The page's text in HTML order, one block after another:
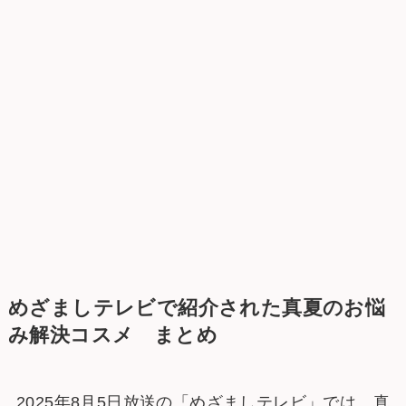
めざましテレビで紹介された真夏のお悩
み解決コスメ まとめ
2025年8月5日放送の「めざましテレビ」では、真